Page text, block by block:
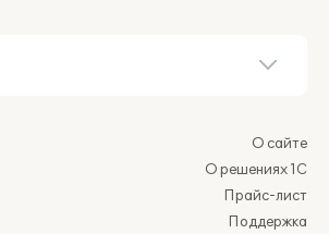
О сайте
О решениях 1С
Прайс-лист
Поддержка